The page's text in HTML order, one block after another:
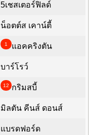
5เชสเตอร์ฟิลด์
น็อตต์ส เคาน์ตี้
1 แอคคริงตัน
บาร์โรว์
12 กริมสบี้
มิลตัน คีนส์ ดอนส์
แบรดฟอร์ด